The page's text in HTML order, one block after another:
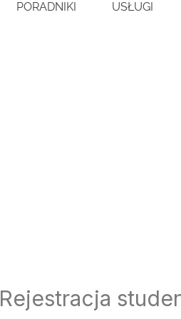
PORADNIKI USŁUGI
Rejestracja